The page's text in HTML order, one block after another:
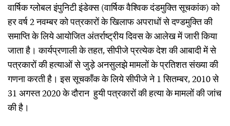
वार्षिक ग्लोबल इंपुनिटी इंडेक्स (वार्षिक वैश्विक दंडमुक्ति सूचकांक) को
हर वर्ष 2 नवम्बर को पत्रकारों के खिलाफ अपराधों से दण्डमुक्ति की
समाप्ति के लिये आयोजित अंतर्राष्ट्रीय दिवस के आलेख में जारी किया
जाता है। कार्यप्रणाली के तहत, सीपीजे प्रत्येक देश की आबादी में से
पत्रकारों की हत्याओं से जुड़े अनसुलझे मामलों के प्रतिशत संख्या की
गणना करती है। इस सूचकाँक के लिये सीपीजे ने 1 सितम्बर, 2010 से
31 अगस्त 2020 के दौरान हुयी पत्रकारों की हत्या के मामलों की जांच
की है।